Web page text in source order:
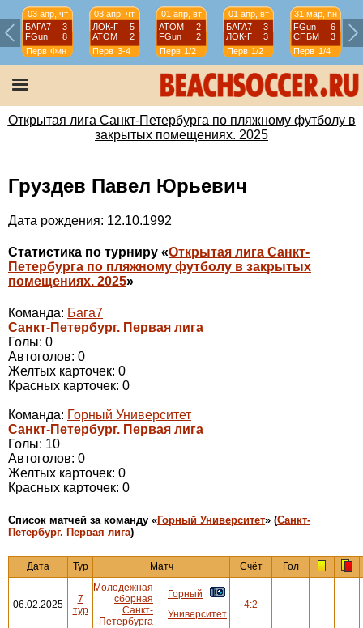
03 апр, чт
БАГА7
3
FGun
8
Перв Фин
03 апр, чт
ЛОК-Г
5
АТОМ
2
Перв 3-4
01 апр, вт
АТОМ
2
FGun
2
Перв 1/2
01 апр, вт
БАГА7
3
ЛОК-Г
3
Перв 1/2
31 мар, пн
FGun
6
СПБМ
3
Перв 1/4
Открытая лига Санкт-Петербурга по пляжному футболу в
закрытых помещениях. 2025
Груздев Павел Юрьевич
Дата рождения: 12.10.1992
Статистика по турниру «Открытая лига Санкт-
Петербурга по пляжному футболу в закрытых
помещениях. 2025»
Команда: Бага7
Санкт-Петербург. Первая лига
Голы: 0
Автоголов: 0
Желтых карточек: 0
Красных карточек: 0
Команда: Горный Университет
Санкт-Петербург. Первая лига
Голы: 10
Автоголов: 0
Желтых карточек: 0
Красных карточек: 0
Cписок матчей за команду «Горный Университет» (Санкт-
Петербург. Первая лига)
Дата Тур Матч Счёт Гол
06.02.2025
7
тур
Молодежная
сборная
Санкт-
Петербурга
—
Горный
Университет
4:2